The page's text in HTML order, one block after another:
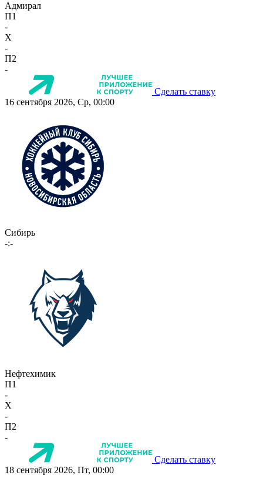
Адмирал
П1
-
X
-
П2
-
Сделать ставку
16 сентября 2026, Ср, 00:00
Сибирь
-:-
Нефтехимик
П1
-
X
-
П2
-
Сделать ставку
18 сентября 2026, Пт, 00:00